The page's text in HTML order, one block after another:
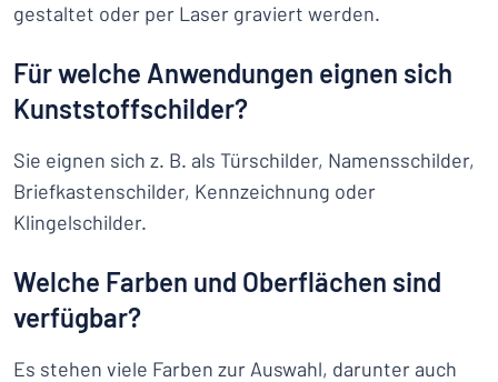
gestaltet oder per Laser graviert werden.
Für welche Anwendungen eignen sich
Kunststoffschilder?
Sie eignen sich z. B. als Türschilder, Namensschilder,
Briefkastenschilder, Kennzeichnung oder
Klingelschilder.
Welche Farben und Oberflächen sind
verfügbar?
Es stehen viele Farben zur Auswahl, darunter auch